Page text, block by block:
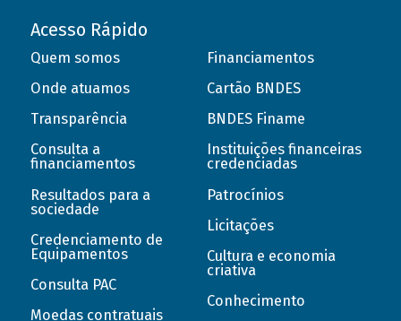
Acesso Rápido
Quem somos
Onde atuamos
Transparência
Consulta a
financiamentos
Resultados para a
sociedade
Credenciamento de
Equipamentos
Consulta PAC
Moedas contratuais
Financiamentos
Cartão BNDES
BNDES Finame
Instituições financeiras
credenciadas
Patrocínios
Licitações
Cultura e economia
criativa
Conhecimento